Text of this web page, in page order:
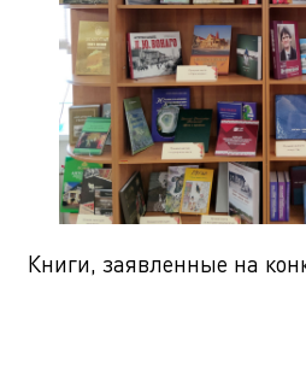
Книги, заявленные на